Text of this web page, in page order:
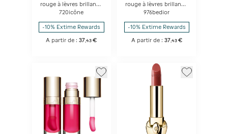
rouge à lèvres brillant -
90 % d'origine naturelle
- rechargeable
720icône
-10% Extime Rewards
A partir de :37,43 €
rouge à lèvres brillant -
90 % d'origine naturelle
- rechargeable
976bedior
-10% Extime Rewards
A partir de : 37,43 €